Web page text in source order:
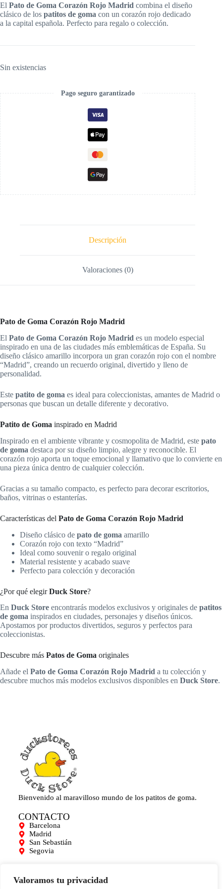
Valoramos tu privacidad
El Pato de Goma Corazón Rojo Madrid combina el diseño
clásico de los patitos de goma con un corazón rojo dedicado
a la capital española. Perfecto para regalo o colección.
Sin existencias
Pago seguro garantizado
Descripción
Valoraciones (0)
Pato de Goma Corazón Rojo Madrid
El Pato de Goma Corazón Rojo Madrid es un modelo especial
inspirado en una de las ciudades más emblemáticas de España. Su
diseño clásico amarillo incorpora un gran corazón rojo con el nombre
“Madrid”, creando un recuerdo original, divertido y lleno de
personalidad.
Este patito de goma es ideal para coleccionistas, amantes de Madrid o
personas que buscan un detalle diferente y decorativo.
Patito de Goma inspirado en Madrid
Inspirado en el ambiente vibrante y cosmopolita de Madrid, este pato
de goma destaca por su diseño limpio, alegre y reconocible. El
corazón rojo aporta un toque emocional y llamativo que lo convierte en
una pieza única dentro de cualquier colección.
Gracias a su tamaño compacto, es perfecto para decorar escritorios,
baños, vitrinas o estanterías.
Características del Pato de Goma Corazón Rojo Madrid
Diseño clásico de pato de goma amarillo
Corazón rojo con texto “Madrid”
Ideal como souvenir o regalo original
Material resistente y acabado suave
Perfecto para colección y decoración
¿Por qué elegirDuck Store?
En Duck Store encontrarás modelos exclusivos y originales de patitos
de goma inspirados en ciudades, personajes y diseños únicos.
Apostamos por productos divertidos, seguros y perfectos para
coleccionistas.
Descubre más Patos de Goma originales
Añade el Pato de Goma Corazón Rojo Madrid a tu colección y
descubre muchos más modelos exclusivos disponibles en Duck Store.
Bienvenido al maravilloso mundo de los patitos de goma.
CONTACTO
Barcelona
Madrid
San Sebastián
Segovia
Mi cuenta